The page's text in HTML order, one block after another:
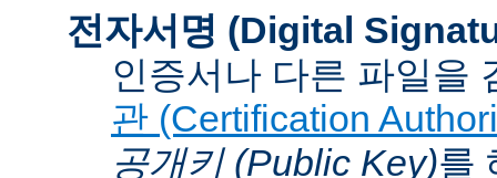
전자서명 (Digital
인증서나 다른 파일을
관 (Certification
공개키 (Public Key)를